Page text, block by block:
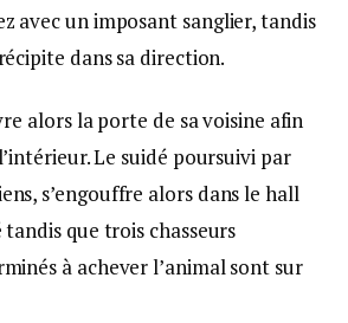
avec un imposant sanglier, tandis
dans sa direction.
alors la porte de sa voisine afin
Le suidé poursuivi par
s’engouffre alors dans le hall
que trois chasseurs
à achever l’animal sont sur